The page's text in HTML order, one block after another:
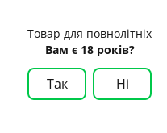
Товар для повнолітніх
Вам є 18 років?
Так Ні